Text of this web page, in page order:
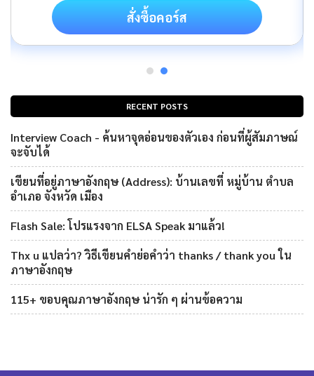
RECENT POSTS
Interview Coach - ค้นหาจุดอ่อนของตัวเอง ก่อนที่ผู้สัมภาษณ์
จะจับได้
เขียนที่อยู่ภาษาอังกฤษ (Address): บ้านเลขที่ หมู่บ้าน ตำบล
อำเภอ จังหวัด เมือง
Flash Sale: โปรแรงจาก ELSA Speak มาแล้ว!
Thx u แปลว่า? วิธีเขียนคำย่อคำว่า thanks / thank you ใน
ภาษาอังกฤษ
115+ ขอบคุณภาษาอังกฤษ น่ารัก ๆ ผ่านข้อความ
สั่งซื้อคอร์ส